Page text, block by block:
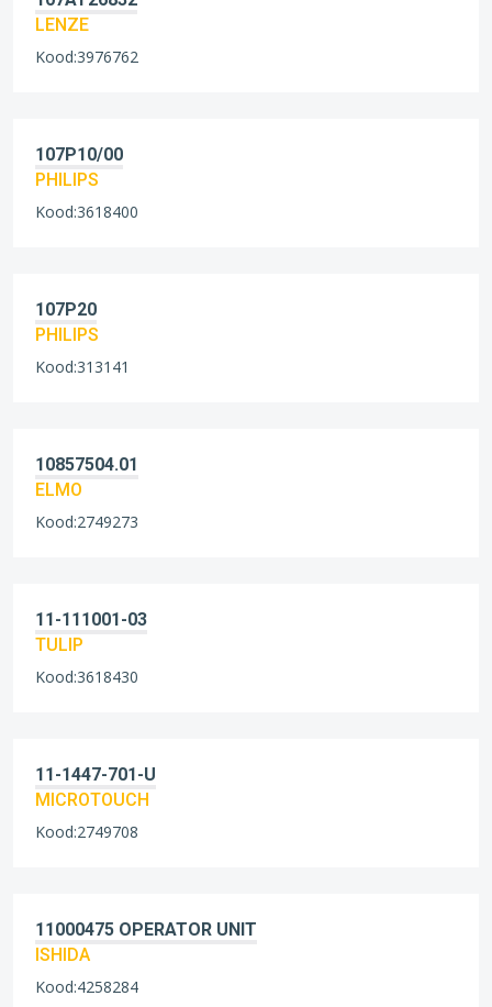
LENZE
Kood:3976762
107P10/00
PHILIPS
Kood:3618400
107P20
PHILIPS
Kood:313141
10857504.01
ELMO
Kood:2749273
11-111001-03
TULIP
Kood:3618430
11-1447-701-U
MICROTOUCH
Kood:2749708
11000475 OPERATOR UNIT
ISHIDA
Kood:4258284